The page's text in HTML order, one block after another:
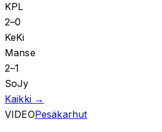
KPL
2–0
KeKi
Manse
2–1
SoJy
Kaikki →
VIDEOPesäkarhut